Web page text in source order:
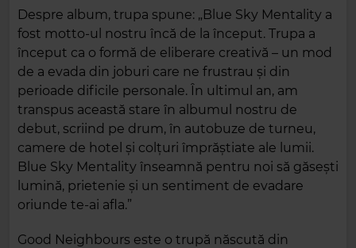
Despre album, trupa spune: „Blue Sky Mentality a
fost motto-ul nostru încă de la început. Trupa a
început ca o formă de eliberare creativă – un mod
de a evada din joburi care ne frustrau și din
perioade dificile personale. În ultimul an, am
transpus această stare în albumul nostru de
debut, scriind pe drum, în autobuze de turneu,
camere de hotel și colțuri împrăștiate ale lumii.
Blue Sky Mentality înseamnă pentru noi să găsești
lumină, prietenie și un sentiment de evadare
oriunde te-ai afla.”
Good Neighbours este o trupă născută din